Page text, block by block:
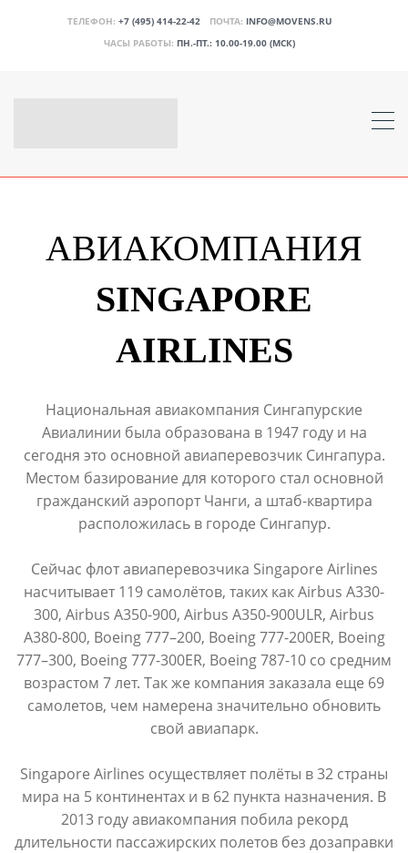
ТЕЛЕФОН: +7 (495) 414-22-42 ПОЧТА: INFO@MOVENS.RU
ЧАСЫ РАБОТЫ: ПН.-ПТ.: 10.00-19.00 (МСК)
АВИАКОМПАНИЯ
SINGAPORE
AIRLINES
Национальная авиакомпания Сингапурские
Авиалинии была образована в 1947 году и на
сегодня это основной авиаперевозчик Сингапура.
Местом базирование для которого стал основной
гражданский аэропорт Чанги, а штаб-квартира
расположилась в городе Сингапур.
Сейчас флот авиаперевозчика Singapore Airlines
насчитывает 119 самолётов, таких как Airbus A330-
300, Airbus A350-900, Airbus A350-900ULR, Airbus
A380-800, Boeing 777–200, Boeing 777-200ER, Boeing
777–300, Boeing 777-300ER, Boeing 787-10 со средним
возрастом 7 лет. Так же компания заказала еще 69
самолетов, чем намерена значительно обновить
свой авиапарк.
Singapore Airlines осуществляет полёты в 32 страны
мира на 5 континентах и в 62 пункта назначения. В
2013 году авиакомпания побила рекорд
длительности пассажирских полетов без дозаправки